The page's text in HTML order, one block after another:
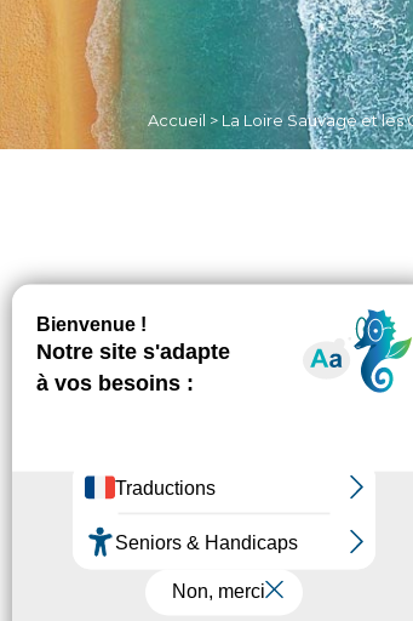
Accueil > La Loire Sauvage et les